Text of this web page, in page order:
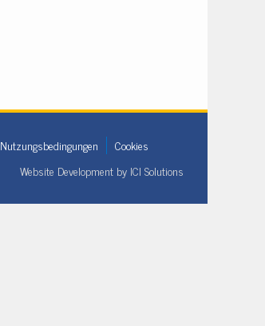
Nutzungsbedingungen
Cookies
Website Development by ICI Solutions